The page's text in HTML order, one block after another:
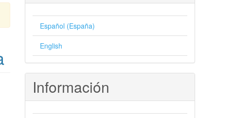
Español (España)
English
Información